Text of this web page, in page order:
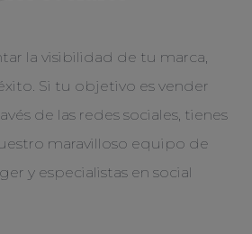
la visibilidad de tu marca,
Si tu objetivo es vender
de las redes sociales, tienes
maravilloso equipo de
y especialistas en social